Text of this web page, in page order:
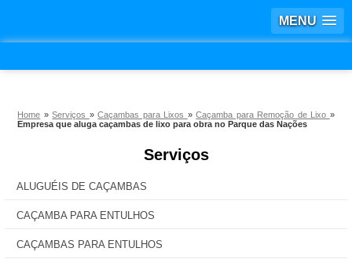
MENU
Home »Serviços »Caçambas para Lixos »Caçamba para Remoção de Lixo »
Empresa que aluga caçambas de lixo para obra no Parque das Nações
Serviços
ALUGUÉIS DE CAÇAMBAS
CAÇAMBA PARA ENTULHOS
CAÇAMBAS PARA ENTULHOS